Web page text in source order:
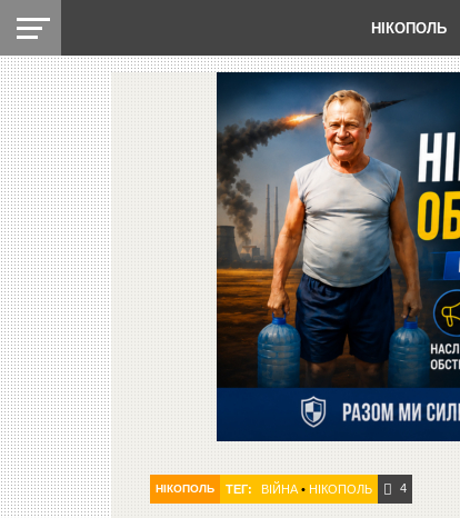
НІКОПОЛЬ
НІКОПОЛЬ ТЕГ: ВІЙНА• НІКОПОЛЬ 4